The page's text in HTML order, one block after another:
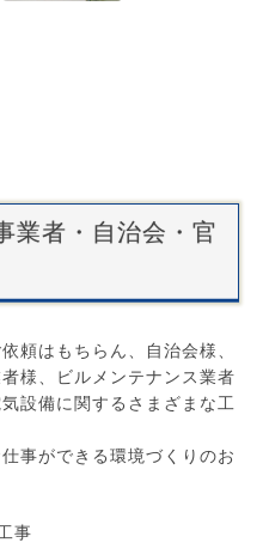
業者・自治会・官
頼はもちらん、自治会様、
様、ビルメンテナンス業者
設備に関するさまざまな工
事ができる環境づくりのお
事